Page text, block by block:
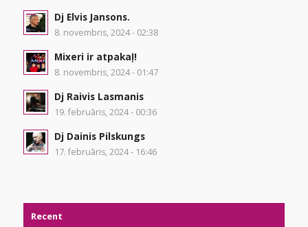
Dj Elvis Jansons.
8. novembris, 2024 - 02:38
Mixeri ir atpakaļ!
8. novembris, 2024 - 01:47
Dj Raivis Lasmanis
19. februāris, 2024 - 00:36
Dj Dainis Pilskungs
17. februāris, 2024 - 16:46
Recent